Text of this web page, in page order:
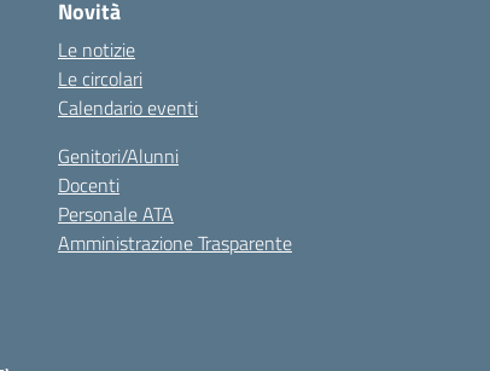
Novità
Le notizie
Le circolari
Calendario eventi
Genitori/Alunni
Docenti
Personale ATA
Amministrazione Trasparente